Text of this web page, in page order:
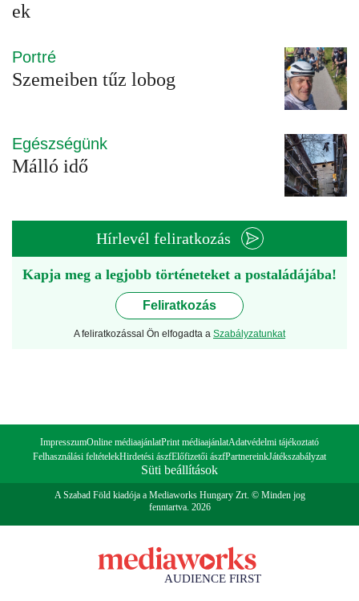
ek
Portré
Szemeiben tűz lobog
Egészségünk
Málló idő
Hírlevél feliratkozás
Kapja meg a legjobb történeteket a postaládájába!
Feliratkozás
A feliratkozással Ön elfogadta a Szabályzatunkat
ImpresszumOnline médiaajánlatPrint médiaajánlatAdatvédelmi tájékoztató
Felhasználási feltételekHirdetési ászfElőfizetői ászfPartnereinkJátékszabályzat
Süti beállítások
A Szabad Föld kiadója a Mediaworks Hungary Zrt. © Minden jog
fenntartva. 2026